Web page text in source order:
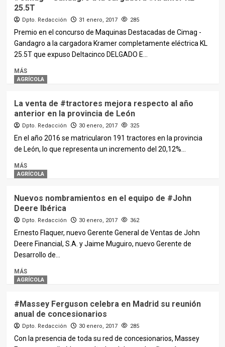
25.5T
Dpto. Redacción 31 enero, 2017 285
Premio en el concurso de Maquinas Destacadas de Cimag -
Gandagro a la cargadora Kramer completamente eléctrica KL
25.5T que expuso Deltacinco DELGADO E...
MÁS
AGRÍCOLA
La venta de #tractores mejora respecto al año
anterior en la provincia de León
Dpto. Redacción 30 enero, 2017 325
En el año 2016 se matricularon 191 tractores en la provincia
de León, lo que representa un incremento del 20,12%...
MÁS
AGRÍCOLA
Nuevos nombramientos en el equipo de #John
Deere Ibérica
Dpto. Redacción 30 enero, 2017 362
Ernesto Flaquer, nuevo Gerente General de Ventas de John
Deere Financial, S.A. y Jaime Muguiro, nuevo Gerente de
Desarrollo de...
MÁS
AGRÍCOLA
#Massey Ferguson celebra en Madrid su reunión
anual de concesionarios
Dpto. Redacción 30 enero, 2017 285
Con la presencia de toda su red de concesionarios, Massey